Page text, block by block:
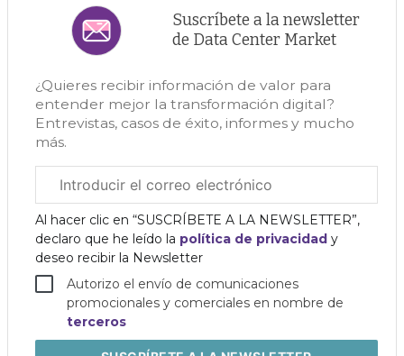
Suscríbete a la newsletter
de Data Center Market
¿Quieres recibir información de valor para
entender mejor la transformación digital?
Entrevistas, casos de éxito, informes y mucho
más.
electrónico
corporativo
Al hacer clic en “SUSCRÍBETE A LA NEWSLETTER”,
declaro que he leído la política de privacidad y
deseo recibir la Newsletter
Autorizo el envío de comunicaciones
promocionales y comerciales en nombre de
terceros